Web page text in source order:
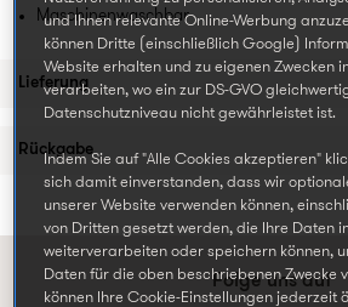
Maschinenwaschbar
Lieferung
Rückgabe
Folge uns auf
und Ihnen relevante Online-Werbung
können Dritte (einschließlich Google)
Website erhalten und zu eigenen Zwecken
verarbeiten, wo ein zur DS-GVO
Datenschutzniveau nicht gewährleistet ist.
Indem Sie auf "Alle Cookies akzeptieren"
sich damit einverstanden, dass wir
unserer Website verwenden können,
von Dritten gesetzt werden, die Ihre Daten
weiterverarbeiten oder speichern können,
Daten für die oben beschriebenen Zwecke
können Ihre Cookie-Einstellungen jederzeit